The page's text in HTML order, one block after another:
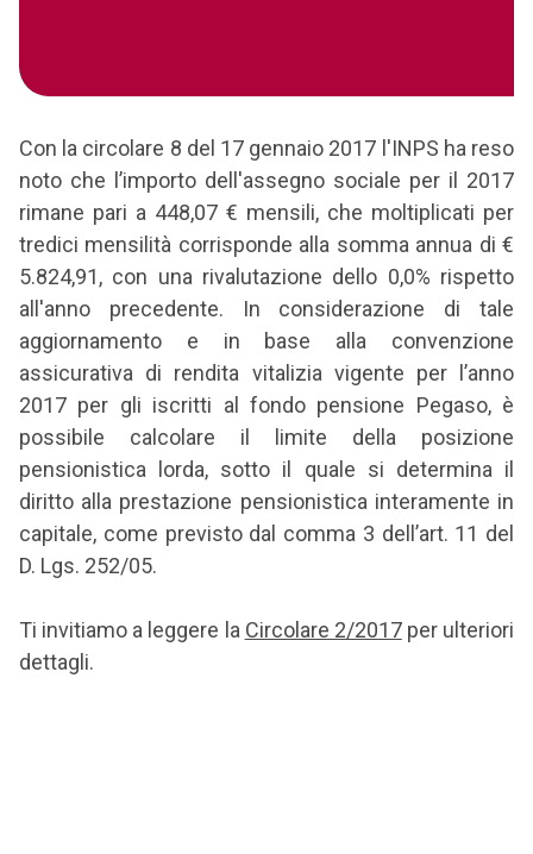
Con la circolare 8 del 17 gennaio 2017 l'INPS ha reso
noto che l’importo dell'assegno sociale per il 2017
rimane pari a 448,07 € mensili, che moltiplicati per
tredici mensilità corrisponde alla somma annua di €
5.824,91, con una rivalutazione dello 0,0% rispetto
all'anno precedente. In considerazione di tale
aggiornamento e in base alla convenzione
assicurativa di rendita vitalizia vigente per l’anno
2017 per gli iscritti al fondo pensione Pegaso, è
possibile calcolare il limite della posizione
pensionistica lorda, sotto il quale si determina il
diritto alla prestazione pensionistica interamente in
capitale, come previsto dal comma 3 dell’art. 11 del
D. Lgs. 252/05.
Ti invitiamo a leggere la Circolare 2/2017per ulteriori
dettagli.